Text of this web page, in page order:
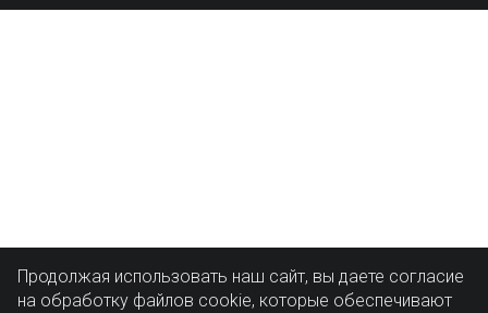
Продолжая использовать наш сайт, вы даете согласие
на обработку файлов cookie, которые обеспечивают